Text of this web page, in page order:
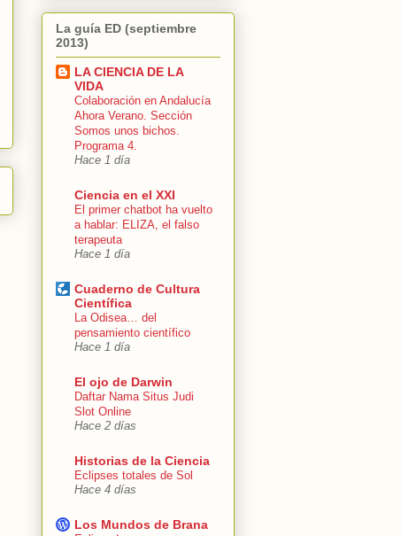
La guía ED (septiembre
2013)
LA CIENCIA DE LA
VIDA
Colaboración en Andalucía
Ahora Verano. Sección
Somos unos bichos.
Programa 4.
Hace 1 día
Ciencia en el XXI
El primer chatbot ha vuelto
a hablar: ELIZA, el falso
terapeuta
Hace 1 día
Cuaderno de Cultura
Científica
La Odisea… del
pensamiento científico
Hace 1 día
El ojo de Darwin
Daftar Nama Situs Judi
Slot Online
Hace 2 días
Historias de la Ciencia
Eclipses totales de Sol
Hace 4 días
Los Mundos de Brana